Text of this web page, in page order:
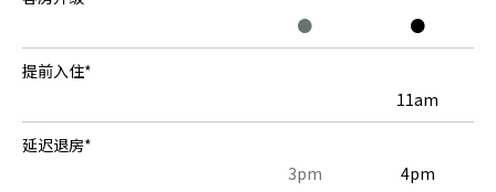
●
●
提前入住*
11am
延迟退房*
3pm
4pm